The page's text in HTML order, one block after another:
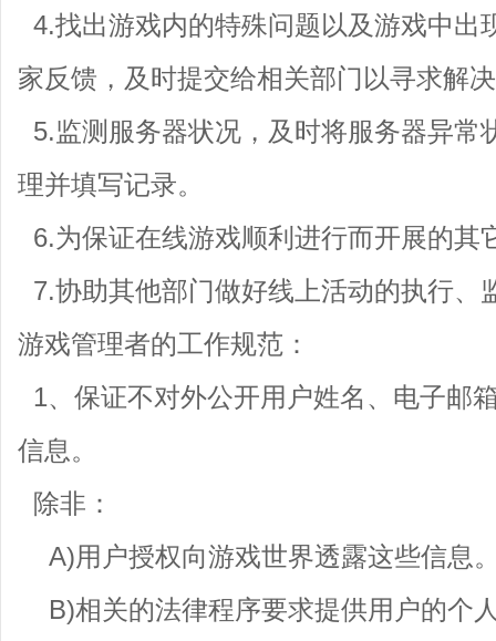
4.找出游戏内的特殊问题以及游戏中出
家反馈，及时提交给相关部门以寻求解
5.监测服务器状况，及时将服务器异常
理并填写记录。
6.为保证在线游戏顺利进行而开展的其
7.协助其他部门做好线上活动的执行、
游戏管理者的工作规范：
1、保证不对外公开用户姓名、电子邮
信息。
除非：
A)用户授权向游戏世界透露这些信息
B)相关的法律程序要求提供用户的个